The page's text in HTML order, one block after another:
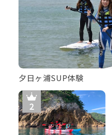
夕日ヶ浦SUP体験